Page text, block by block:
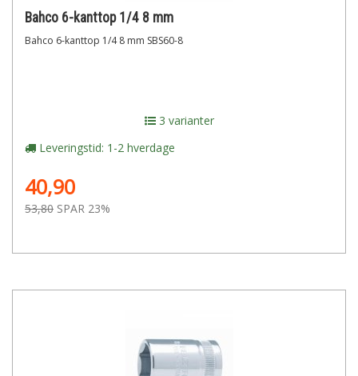
Bahco 6-kanttop 1/4 8 mm
Bahco 6-kanttop 1/4 8 mm SBS60-8
3 varianter
Leveringstid: 1-2 hverdage
40,90
53,80 SPAR 23%